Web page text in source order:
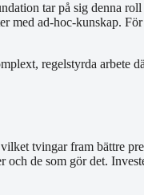
tar på sig denna roll
med ad-hoc-kunskap.
regelstyrda arbete
tvingar fram bättre
och de som gör det.